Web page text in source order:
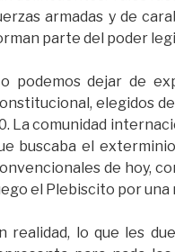
armadas y de
parte del poder
podemos dejar de
elegidos
La comunidad
buscaba el
de hoy,
el Plebiscito por
realidad, lo que les